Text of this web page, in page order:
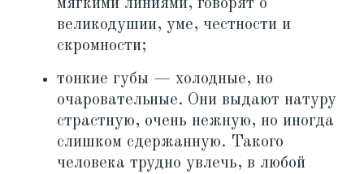
великодушии, уме, честности и
скромности;
тонкие губы — холодные, но
очаровательные. Они выдают натуру
страстную, очень нежную, но иногда
слишком сдержанную. Такого
человека трудно увлечь, в любой